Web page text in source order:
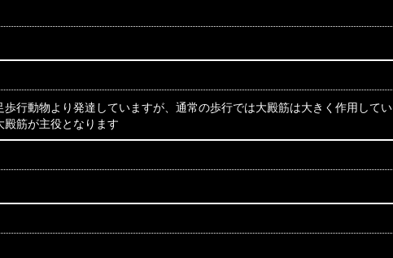
行動物より発達していますが、通常の歩行では大殿筋は大きく作用してい
筋が主役となります